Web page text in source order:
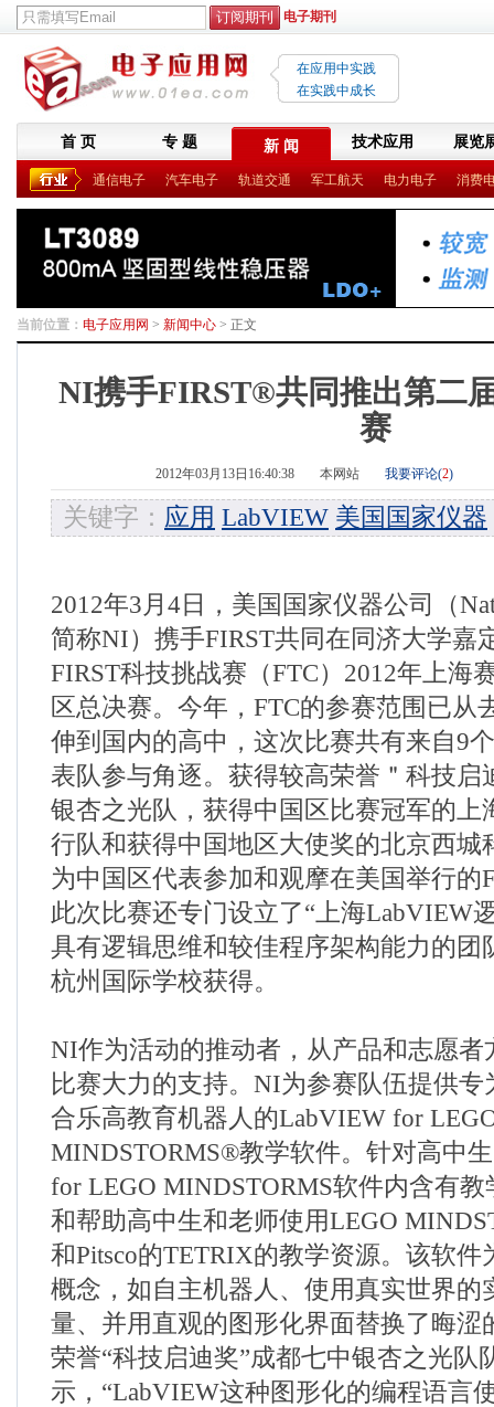
电子期刊
在应用中实践
在实践中成长
首 页 专 题 新 闻 技术应用 展览
通信电子 汽车电子 轨道交通 军工航天 电力电子 消费
当前位置： 电子应用网 > 新闻中心 > 正文
NI携手FIRST®共同推出第二
赛
2012年03月13日16:40:38 本网站 我要评论(2)
关键字： 应用 LabVIEW 美国国家仪器
2012年3月4日，美国国家仪器公司（
简称NI）携手FIRST共同在同济大学嘉
FIRST科技挑战赛（FTC）2012年上海
区总决赛。今年，FTC的参赛范围已从
伸到国内的高中，这次比赛共有来自9
表队参与角逐。获得较高荣誉＂科技启
银杏之光队，获得中国区比赛冠军的上
行队和获得中国地区大使奖的北京西城
为中国区代表参加和观摩在美国举行的
此次比赛还专门设立了“上海LabVIEW
具有逻辑思维和较佳程序架构能力的团
杭州国际学校获得。
NI作为活动的推动者，从产品和志愿者
比赛大力的支持。NI为参赛队伍提供专
合乐高教育机器人的LabVIEW for
MINDSTORMS®教学软件。针对高中
for LEGO MINDSTORMS软件内含有
和帮助高中生和老师使用LEGO
和Pitsco的TETRIX的教学资源。该软件
概念，如自主机器人、使用真实世界的
量、并用直观的图形化界面替换了晦涩
荣誉“科技启迪奖”成都七中银杏之光队
示，“LabVIEW这种图形化的编程语言